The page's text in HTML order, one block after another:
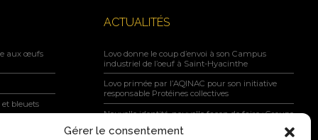
Gérer le consentement
aux œufs
bleuets
Nutri
ACTUALITÉS
Lovo donne le coup d’envoi à son Campus
industriel de l’oeuf à Saint-Hyacinthe
Lovo primée par l’AQINAC pour son initiative
responsable Protéines collectives
Nouvelle identité, nouvelle façon de faire : Groupe